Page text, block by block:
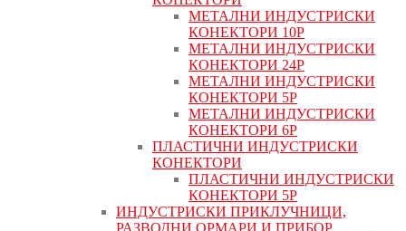
МЕТАЛНИ ИНДУСТРИСКИ
КОНЕКТОРИ 10P
МЕТАЛНИ ИНДУСТРИСКИ
КОНЕКТОРИ 24P
МЕТАЛНИ ИНДУСТРИСКИ
КОНЕКТОРИ 5P
МЕТАЛНИ ИНДУСТРИСКИ
КОНЕКТОРИ 6P
ПЛАСТИЧНИ ИНДУСТРИСКИ
КОНЕКТОРИ
ПЛАСТИЧНИ ИНДУСТРИСКИ
КОНЕКТОРИ 5P
ИНДУСТРИСКИ ПРИКЛУЧНИЦИ,
РАЗВОДНИ ОРМАРИ И ПРИБОР